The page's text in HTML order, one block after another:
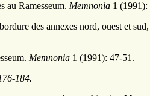
au Ramesseum. Memnonia 1 (1991):
des annexes nord, ouest et
Memnonia 1 (1991): 47-51.
184.